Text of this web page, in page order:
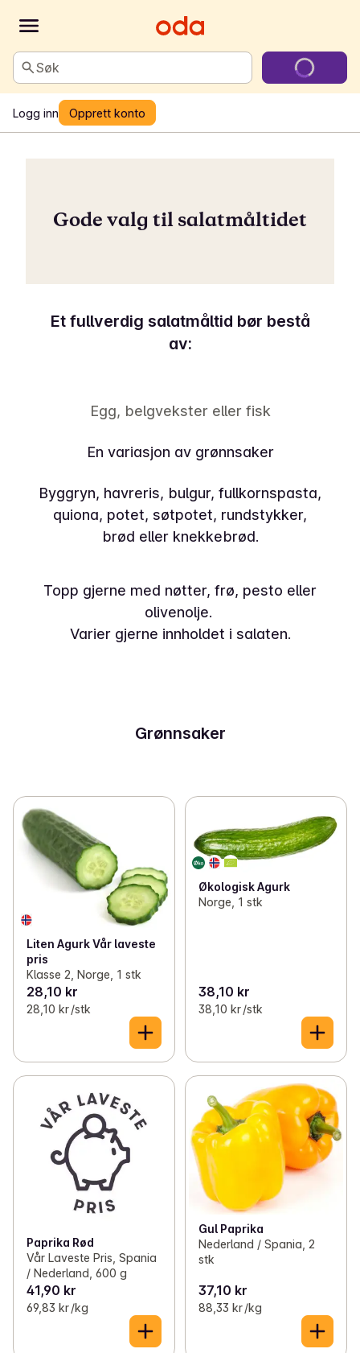
Søk
Logg inn Opprett konto
Gode valg til salatmåltidet
Et fullverdig salatmåltid bør bestå
av:
Egg, belgvekster eller fisk
En variasjon av grønnsaker
Byggryn, havreris, bulgur, fullkornspasta,
quiona, potet, søtpotet, rundstykker,
brød eller knekkebrød.
Topp gjerne med nøtter, frø, pesto eller
olivenolje.
Varier gjerne innholdet i salaten.
Grønnsaker
Liten Agurk Vår laveste
pris
Klasse 2, Norge, 1 stk
28,10 kr
28,10 kr /stk
Økologisk Agurk
Norge, 1 stk
38,10 kr
38,10 kr /stk
Paprika Rød
Vår Laveste Pris, Spania
/ Nederland, 600 g
41,90 kr
69,83 kr /kg
Gul Paprika
Nederland / Spania, 2
stk
37,10 kr
88,33 kr /kg